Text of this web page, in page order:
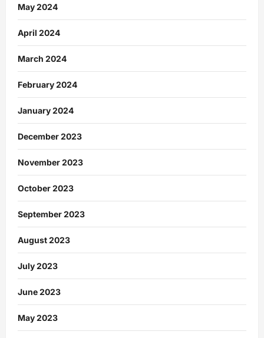
May 2024
April 2024
March 2024
February 2024
January 2024
December 2023
November 2023
October 2023
September 2023
August 2023
July 2023
June 2023
May 2023